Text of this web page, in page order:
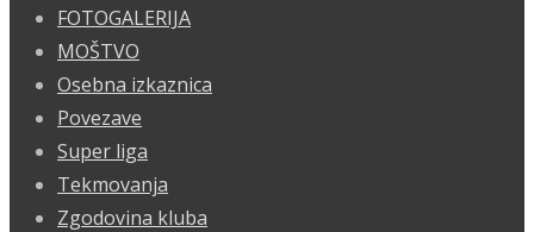
FOTOGALERIJA
MOŠTVO
Osebna izkaznica
Povezave
Super liga
Tekmovanja
Zgodovina kluba